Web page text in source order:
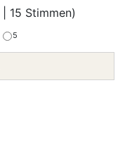
15 Stimmen)
5